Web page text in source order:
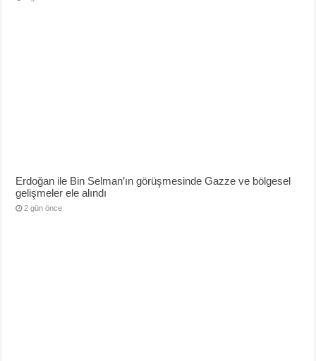
Erdoğan ile Bin Selman’ın görüşmesinde Gazze ve bölgesel
gelişmeler ele alındı
2 gün önce